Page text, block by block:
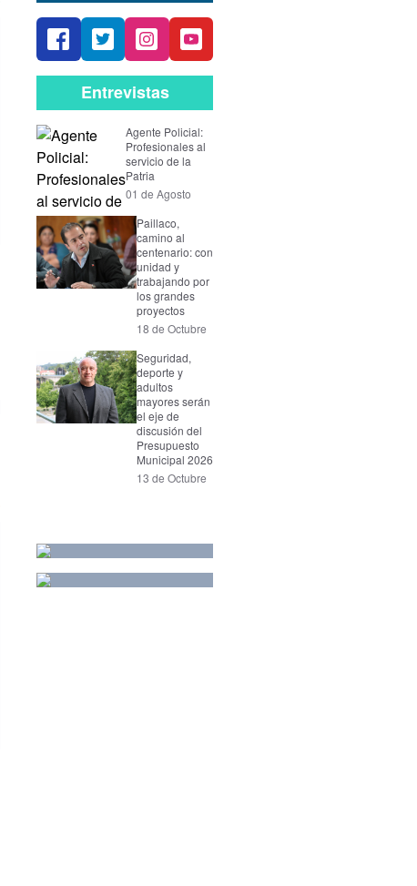
Entrevistas
Agente Policial:
Profesionales al
servicio de la
Patria
01 de Agosto
Paillaco,
camino al
centenario: con
unidad y
trabajando por
los grandes
proyectos
18 de Octubre
Seguridad,
deporte y
adultos
mayores serán
el eje de
discusión del
Presupuesto
Municipal 2026
13 de Octubre